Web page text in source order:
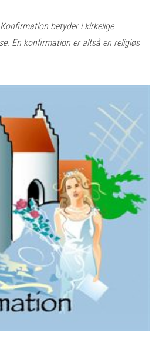
betyder i kirkelige
En konfirmation er altså en religiøs